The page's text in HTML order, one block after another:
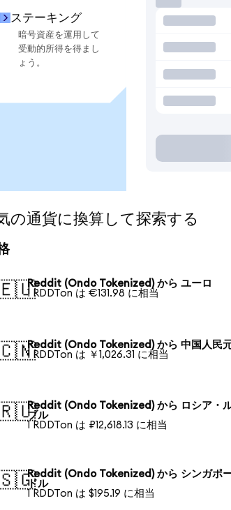
ステーキング
暗号資産を運用して
受動的所得を得まし
ょう。
通貨に換算して探索する
Reddit (Ondo Tokenized) から ユーロ
1 RDDTon は €131.98 に相当
Reddit (Ondo Tokenized) から 中国人民
1 RDDTon は ￥1,026.31 に相当
Reddit (Ondo Tokenized) から ロシア・
ブル
1 RDDTon は ₽12,618.13 に相当
Reddit (Ondo Tokenized) から シンガポ
ドル
1 RDDTon は $195.19 に相当